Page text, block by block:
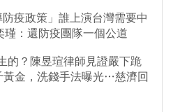
防疫政策」誰上演台灣需要中
：還防疫團隊一個公道
的？陳昱瑄律師見證嚴下跪
金，洗錢手法曝光…慈濟回